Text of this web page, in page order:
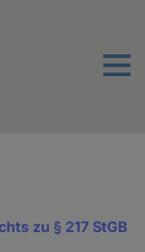
Menu
zu § 217 StGB